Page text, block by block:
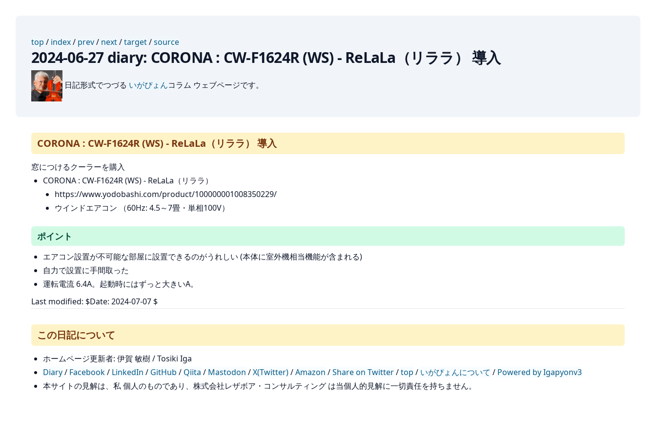
top / index/ prev/ next/target/source
2024-06-27 diary: CORONA : CW-F1624R (WS) - ReLaLa（リララ） 導入
日記形式でつづる いがぴょんコラム ウェブページです。
CORONA : CW-F1624R (WS) - ReLaLa（リララ） 導入
窓につけるクーラーを購入
CORONA : CW-F1624R (WS) - ReLaLa（リララ）
https://www.yodobashi.com/product/100000001008350229/
ウインドエアコン （60Hz: 4.5～7畳・単相100V）
ポイント
エアコン設置が不可能な部屋に設置できるのがうれしい (本体に室外機相当機能が含まれる)
自力で設置に手間取った
運転電流 6.4A。起動時にはずっと大きいA。
Last modified: $Date: 2024-07-07 $
この日記について
ホームページ更新者: 伊賀 敏樹 / Tosiki Iga
Diary/ Facebook/ LinkedIn / GitHub / Qiita / Mastodon /X(Twitter)/Amazon /Share on Twitter/top / いがぴょんについて / Powered by Igapyonv3
本サイトの見解は、私 個人のものであり、株式会社レザボア・コンサルティング は当個人的見解に一切責任を持ちません。